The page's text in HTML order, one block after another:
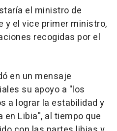
el ministro de
y el vice primer ministro,
recogidas por el
en un mensaje
su apoyo a "los
a lograr la estabilidad y
en Libia", al tiempo que